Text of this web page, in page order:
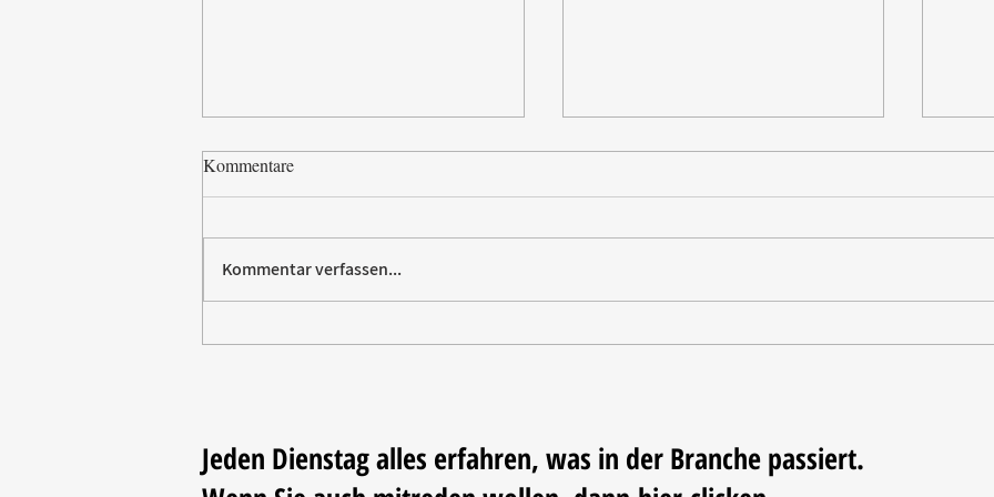
Kommentare
Kommentar verfassen...
Jeden Dienstag alles erfahren, was in der Branche passiert.